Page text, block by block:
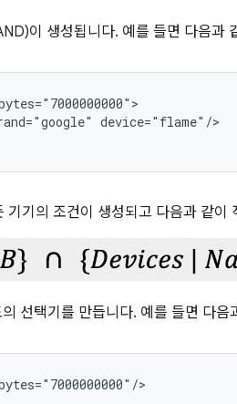
이 생성됩니다. 예를 들면 다음과
기의 조건이 생성되고 다음과 같이
선택기를 만듭니다. 예를 들면 다음